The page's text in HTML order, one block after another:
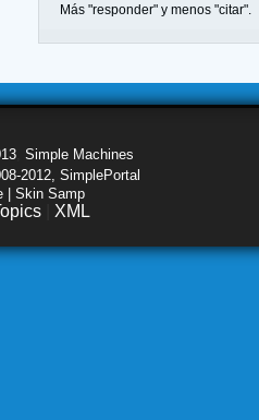
Más "responder" y menos "citar".
Simple Machines
2012, SimplePortal
| Skin Samp
XML